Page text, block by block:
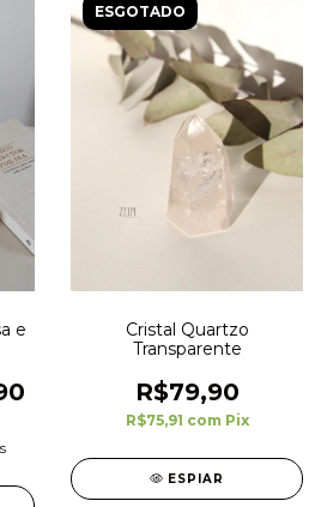
e
ESGOTADO
Cristal Quartzo
Transparente
R$79,90
R$75,91 com Pix
ESPIAR